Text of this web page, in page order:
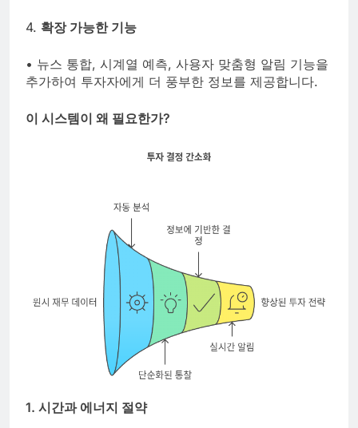
4. 확장 가능한 기능
• 뉴스 통합, 시계열 예측, 사용자 맞춤형 알림 기능을
추가하여 투자자에게 더 풍부한 정보를 제공합니다.
이 시스템이 왜 필요한가?
1. 시간과 에너지 절약